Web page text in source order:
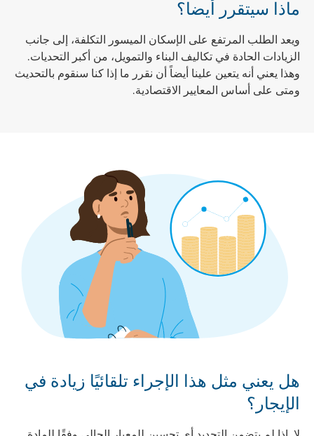
ماذا سيتقرر أيضا؟
ويعد الطلب المرتفع على الإسكان الميسور التكلفة، إلى جانب
الزيادات الحادة في تكاليف البناء والتمويل، من أكبر التحديات.
وهذا يعني أنه يتعين علينا أيضاً أن نقرر ما إذا كنا سنقوم بالتحديث
ومتى على أساس المعايير الاقتصادية.
هل يعني مثل هذا الإجراء تلقائيًا زيادة في
الإيجار؟